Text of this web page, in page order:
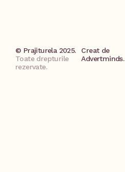
© Prajiturela 2025.
Toate drepturile
rezervate.
Creat de
Advertminds.